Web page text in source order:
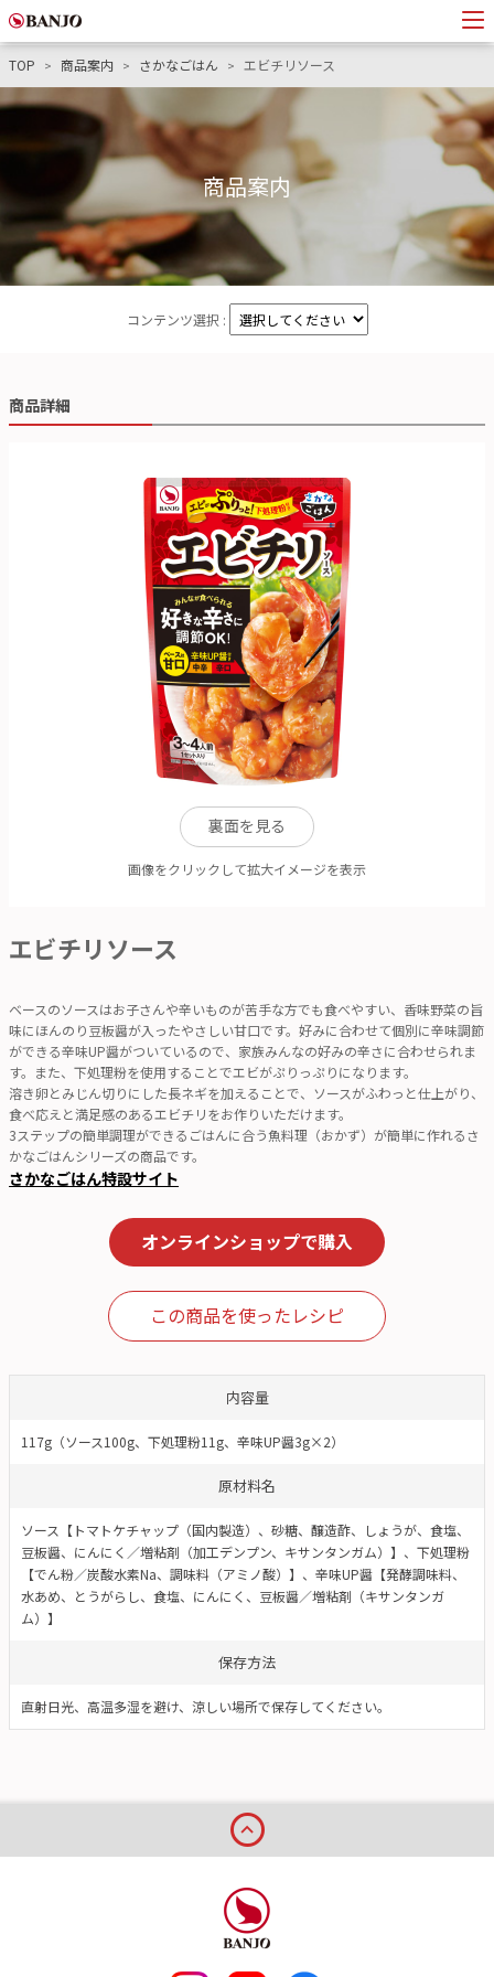
TOP 商品案内 さかなごはん エビチリソース
商品案内
コンテンツ選択 :
商品詳細
裏面を見る
画像をクリックして拡大イメージを表示
エビチリソース
ベースのソースはお子さんや辛いものが苦手な方でも食べやすい、香味野菜の旨
味にほんのり豆板醤が入ったやさしい甘口です。好みに合わせて個別に辛味調節
ができる辛味UP醤がついているので、家族みんなの好みの辛さに合わせられま
す。また、下処理粉を使用することでエビがぷりっぷりになります。
溶き卵とみじん切りにした長ネギを加えることで、ソースがふわっと仕上がり、
食べ応えと満足感のあるエビチリをお作りいただけます。
3ステップの簡単調理ができるごはんに合う魚料理（おかず）が簡単に作れるさ
かなごはんシリーズの商品です。
さかなごはん特設サイト
オンラインショップで購入
この商品を使ったレシピ
内容量
117g（ソース100g、下処理粉11g、辛味UP醤3g×2）
原材料名
ソース【トマトケチャップ（国内製造）、砂糖、醸造酢、しょうが、食塩、
豆板醤、にんにく／増粘剤（加工デンプン、キサンタンガム）】、下処理粉
【でん粉／炭酸水素Na、調味料（アミノ酸）】、辛味UP醤【発酵調味料、
水あめ、とうがらし、食塩、にんにく、豆板醤／増粘剤（キサンタンガ
ム）】
保存方法
直射日光、高温多湿を避け、涼しい場所で保存してください。